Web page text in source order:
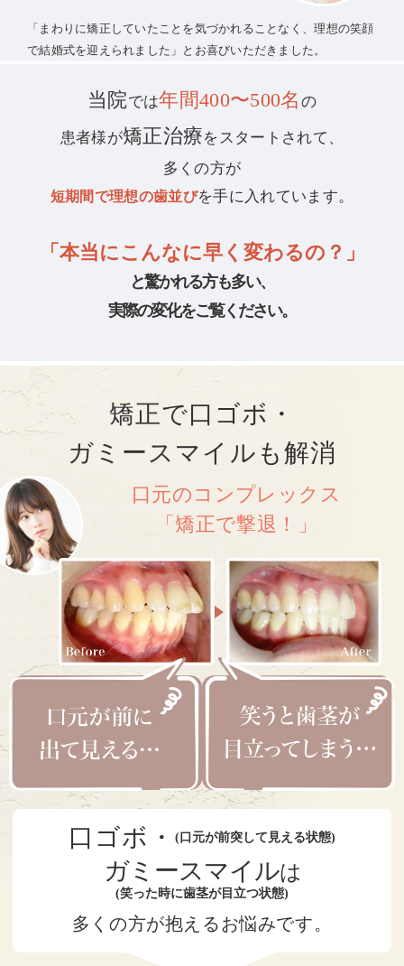
「まわりに矯正していたことを気づかれることなく、理想の笑顔
で結婚式を迎えられました」とお喜びいただきました。
当院では年間400〜500名 の
患者様が矯正治療をスタートされて、
多くの方が
短期間で理想の歯並びを手に入れています。
「本当にこんなに早く変わるの？」
と驚かれる方も多い、
実際の変化をご覧ください。
矯正で口ゴボ・
ガミースマイル も解消
口元のコンプレックス
「矯正で撃退！」
口ゴボ・ (口元が前突して見える状態)
ガミースマイルは
(笑った時に歯茎が目立つ状態)
多くの方が抱えるお悩みです。